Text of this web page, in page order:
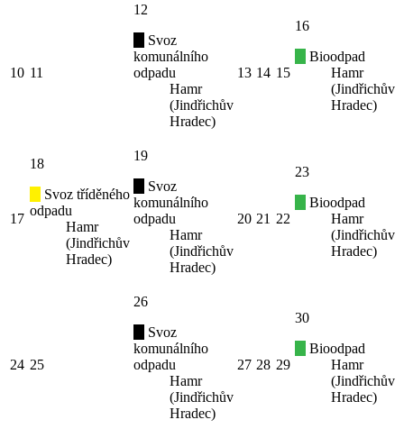
10 11
12
Svoz
komunálního
odpadu
Hamr
(Jindřichův
Hradec)
13 14 15
16
Bioodpad
Hamr
(Jindřichův
Hradec)
17
18
Svoz tříděného
odpadu
Hamr
(Jindřichův
Hradec)
19
Svoz
komunálního
odpadu
Hamr
(Jindřichův
Hradec)
20 21 22
23
Bioodpad
Hamr
(Jindřichův
Hradec)
24 25
26
Svoz
komunálního
odpadu
Hamr
(Jindřichův
Hradec)
27 28 29
30
Bioodpad
Hamr
(Jindřichův
Hradec)